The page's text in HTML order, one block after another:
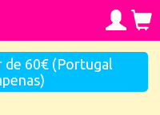
60€ (Portugal